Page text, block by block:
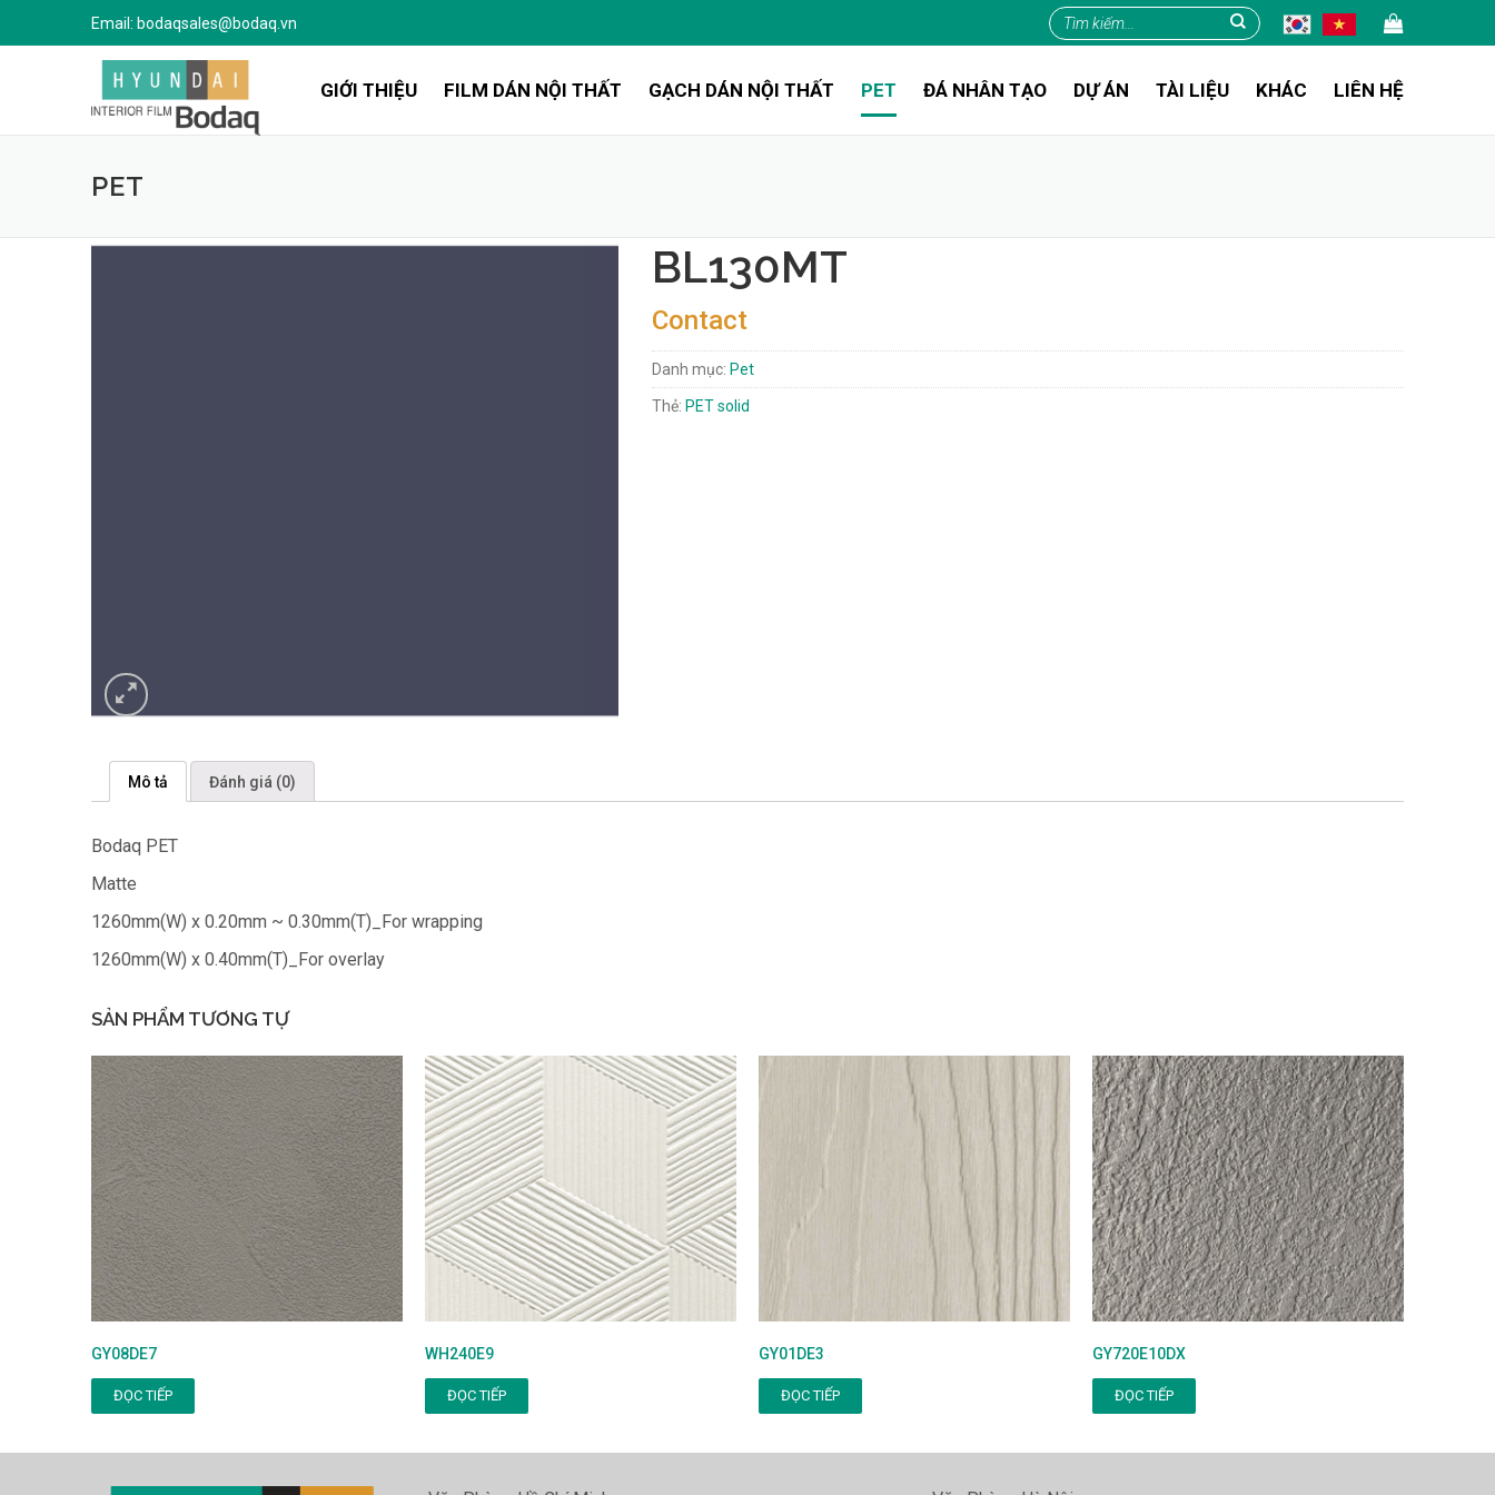
qua
Email: bodaqsales@bodaq.vn
Tìm
kiếm:
GIỚI THIỆU FILM DÁN NỘI THẤT GẠCH DÁN NỘI THẤT PET ĐÁ NHÂN TẠO DỰ ÁN TÀI LIỆU KHÁC LIÊN HỆ
PET
BL130MT
Contact
Danh mục: Pet
Thẻ: PET solid
Mô tả Đánh giá (0)
Bodaq PET
Matte
1260mm(W) x 0.20mm ~ 0.30mm(T)_For wrapping
1260mm(W) x 0.40mm(T)_For overlay
SẢN PHẨM TƯƠNG TỰ
GY08DE7
ĐỌC TIẾP
WH240E9
ĐỌC TIẾP
GY01DE3
ĐỌC TIẾP
GY720E10DX
ĐỌC TIẾP